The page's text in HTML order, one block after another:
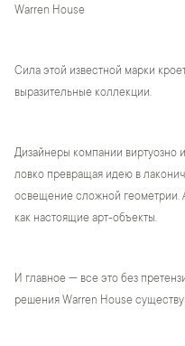
Warren House
Сила этой известной марки
выразительные коллекции.
Дизайнеры компании виртуозно
ловко превращая идею в
освещение сложной геометрии.
как настоящие арт-объекты.
И главное — все это без
решения Warren House